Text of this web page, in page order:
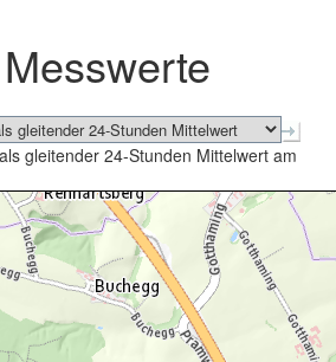
schließen
gleitender 24-Stunden Mittelwert am